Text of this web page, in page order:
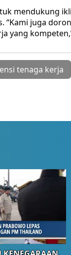
mendukung
juga
yang
tenaga kerja